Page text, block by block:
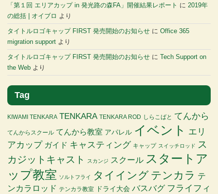
「第１回 エリアカップ in 発光路の森FA」開催結果レポート に 2019年
の総括 | オイブロ より
タイトルロゴキャップ FIRST 発売開始のお知らせ に Office 365
migration support より
タイトルロゴキャップ FIRST 発売開始のお知らせ に Tech Support on
the Web より
Tag
KIWAMI TENKARA TENKARA TENKARA ROD しらこばと てんから
てんからスクール てんから教室 アパレル イベント エリ
アカップ ガイド キャスティング キャップ スイッチロッド
ス
カジットキャスト
スカンジ スクール スタートア
ップ教室 ソルトフライ タイイング テンカラ テ
ンカラロッド テンカラ教室 ドライ大会 バスバグ フライフィ